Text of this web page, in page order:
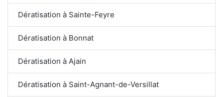
Dératisation à Sainte-Feyre
Dératisation à Bonnat
Dératisation à Ajain
Dératisation à Saint-Agnant-de-Versillat